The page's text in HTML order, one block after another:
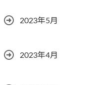
2023年5月
2023年4月